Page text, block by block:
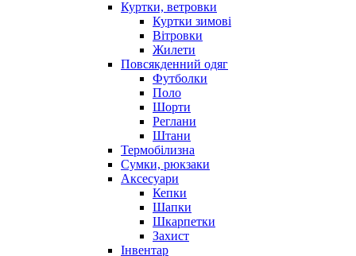
Куртки, ветровки
Куртки зимові
Вітровки
Жилети
Повсякденний одяг
Футболки
Поло
Шорти
Реглани
Штани
Термобілизна
Сумки, рюкзаки
Аксесуари
Кепки
Шапки
Шкарпетки
Захист
Інвентар